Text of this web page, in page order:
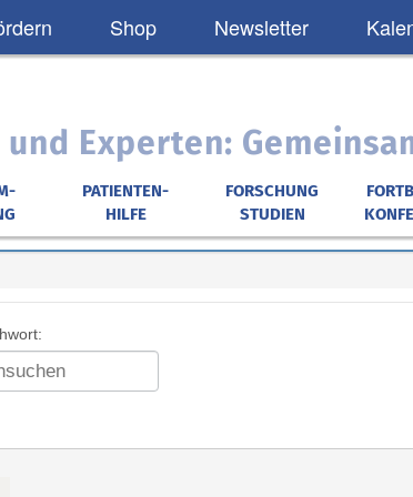
Shop Newsletter
Experten:
PATIENTEN-
HILFE
FORSCHUNG
STUDIEN